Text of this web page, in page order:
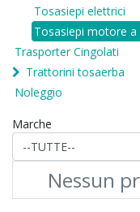
Tosasiepi elettrici
Tosasiepi motore a
Trasporter Cingolati
Trattorini tosaerba
Noleggio
Marche
Nessun